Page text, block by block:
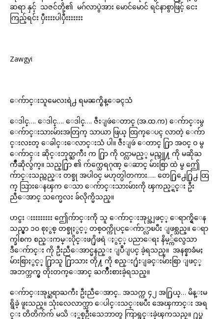
ဆရာ နှင့် သဇင်တို့၏ မဂ်လာပွဲအား မောင်မောင် ရင်နာစွာဖြင့် ငေး
ကြည့်ရင်း ပှီးးးးပါပှီးးးးးးး
Zawgyi
ေက်ာင္းသူမေလးရဲ႕ ရမၼက္စိန္ေခၚသံ
ေဒါင္…. ေဒါင္…. ေဒါင္…. ဇီးျဖဴေတာင္ (အ.ထ.က) ေက်ာင္းမွ
ေက်ာင္းသားမ်ားအတြက္ သာယာ ဖြယ္ ထြက္ေပၚ လာတဲ့ ေက်ာ
င္းလႊတ္ ေခါင္းေလာင္းသံ ပါ။ ဇီးျဖဴ ေတာင္ ႐ြာ အဝင္ ဝ မွ
ေက်ာင္း ဆိုင္းဘုတ္ႀကီး က ႐ြာ ကို ဝင္လာမည့္ မည္သူ႔ ကို မဆိုႀ
ကိဳဆိုလွ်က္။ သည္႐ြာ ၏ က်က္သေရဂုဏ္ ေဆာင္ မ်ားစြာ ထဲ မွ ဤေ
က်ာင္းသည္လည္း တစ္ခု အပါဝင္ မဟုတ္ပါတကား….. တေ႐ြ႕ေ႐ြ႕ ထြ
က္ သြားေနၾက ေသာ ေက်ာင္းသားမ်ားကို ၾကည့္ရင္း ဦး
ညီေအာင္ သက္မေလး ခ်လိုက္မိသည္။
ဟငွး းးးးးးးးး ဤေက်ာင္းကို သူ ေက်ာင္းအုပ္အျဖင့္ ေရာက္ရွိေန
သည္မွာ ၁၀ စုႏွစ္ တစ္ခုႏွင့္ တစ္ဝက္ကိုပင္ေက်ာ္လာၿပီး ျဖစ္သည္။ ေရာ
က္ခါစက စည္းကမ္းပိုင္းဖ႐ိုဖရဲ ႏွင့္ ပညာေရး နိမ့္က်လွေသာ
ဒီေက်ာင္း ကို ဦးညီေအာင္မနည္း ျပဳျပင္ ခဲ့ရသည္။ အနစ္နာခံမႈ
မ်ားစြာႏွင့္ ႐ြာသူ ႐ြာသား တို႔ ကို စည္း႐ုံးျခင္းမ်ားစြာ ျဖင့္
အဘက္ဘက္မွ တိုးတက္ေအာင္ ႀကိဳးစားခဲ့ရသည္။
ေက်ာင္းအုပ္ဆရာႀကီး ဦးညီေအာင္.. အသက္က ၄၂ အ႐ြယ္… မိန္းမ
ရွိခဲ့ ဖူးသည္။ သုံးလေလာက္သာ ေပါင္းသင္းၿပီး အေၾကာင္း အရ
င္း တိတိက်က် မသိ ႏွစ္ဦးသေဘာတူ ကြာရွင္းခဲ့ၾကသည္။ ႐ုပ္ရ